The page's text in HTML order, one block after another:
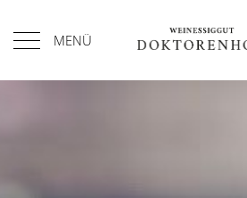
MENÜ